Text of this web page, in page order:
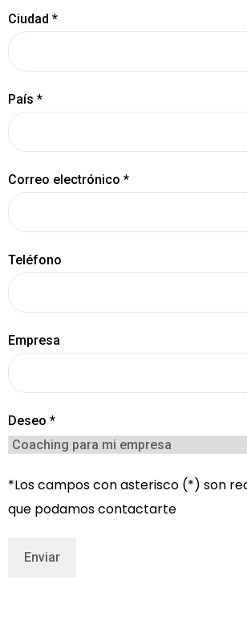
Ciudad *
País *
Correo electrónico *
Teléfono
Empresa
Deseo *
*Los campos con asterisco (*) son
que podamos contactarte